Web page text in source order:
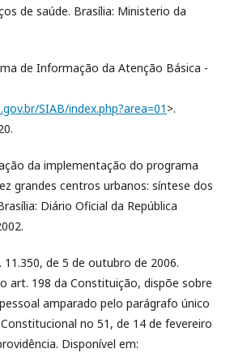
de saúde. Brasília: Ministerio da
de Informação da Atenção Básica -
SIAB/index.php?area=01 >.
da implementação do programa
grandes centros urbanos: síntese dos
Diário Oficial da República
11.350, de 5 de outubro de 2006.
art. 198 da Constituição, dispõe sobre
amparado pelo parágrafo único
no 51, de 14 de fevereiro
Disponível em: